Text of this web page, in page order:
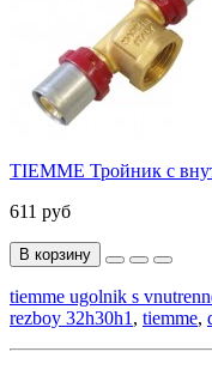
TIEMME Тройник с
611 руб
В корзину
tiemme ugolnik s
rezboy 32h30h1 , tiemme,